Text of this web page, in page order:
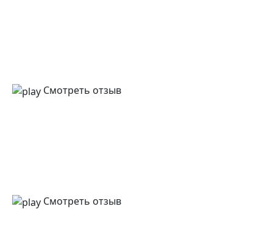
Смотреть отзыв
Смотреть отзыв